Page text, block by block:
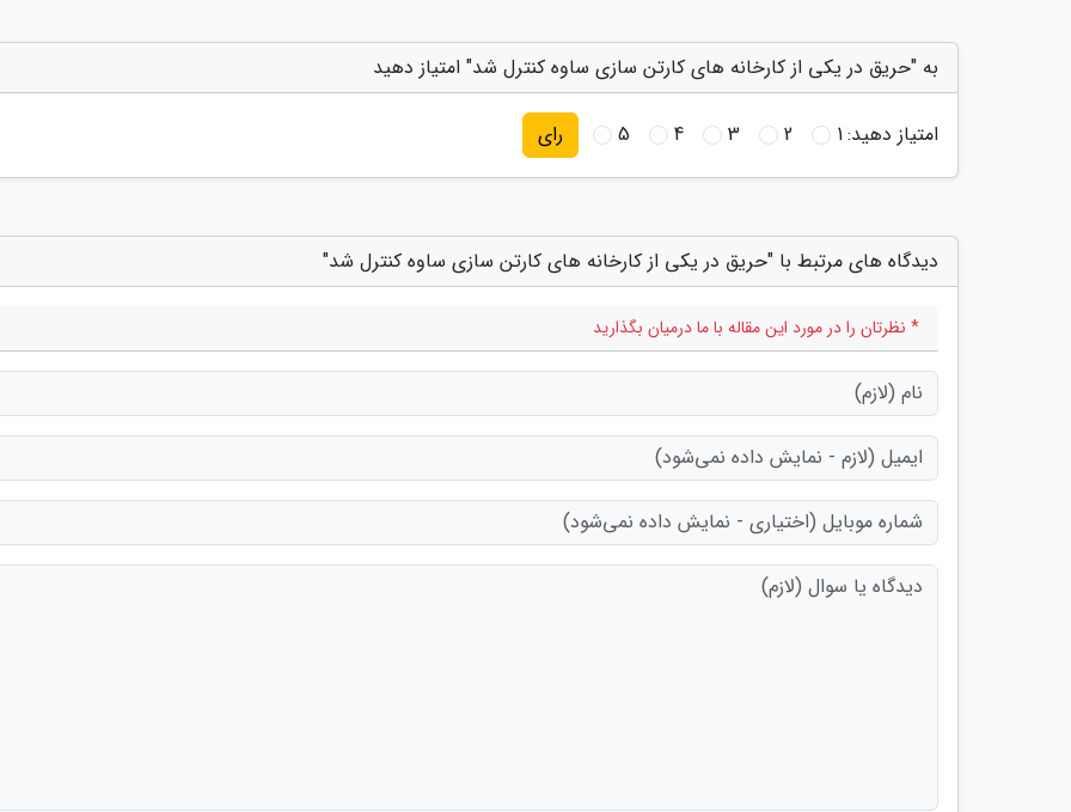
به "حریق در یکی از کارخانه های کارتن سازی ساوه کنترل شد" امتیاز دهید
امتیاز دهید:1
2
3
4
5 رای
دیدگاه های مرتبط با "حریق در یکی از کارخانه های کارتن سازی ساوه کنترل شد"
* نظرتان را در مورد این مقاله با ما درمیان بگذارید